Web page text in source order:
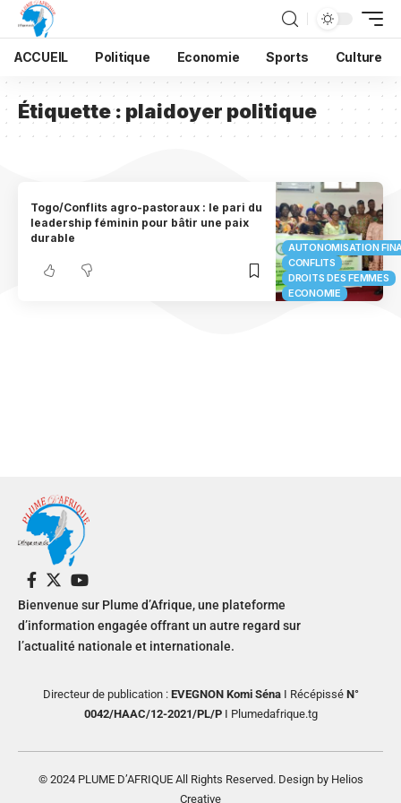
ACCUEIL Politique Economie Sports Culture
Étiquette : plaidoyer politique
AUTONOMISATION
CONFLITS
DROITS DES FEMMES
ECONOMIE
Togo/Conflits agro-pastoraux : le pari du
leadership féminin pour bâtir une paix
durable
Bienvenue sur Plume d’Afrique, une plateforme
d’information engagée offrant un autre regard sur
l’actualité nationale et internationale.
Directeur de publication : EVEGNON Komi SénaI RécépisséN°
0042/HAAC/12-2021/PL/PI Plumedafrique.tg
© 2024 PLUME D’AFRIQUE All Rights Reserved. Design by Helios
Creative